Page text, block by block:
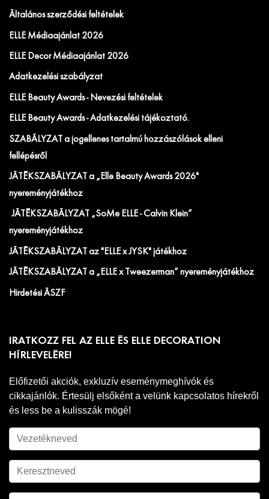
Általános szerződési feltételek
ELLE Médiaajánlat 2026
ELLE Decor Médiaajánlat 2026
Adatkezelési szabályzat
ELLE Beauty Awards - Nevezési feltételek
ELLE Beauty Awards - Adatkezelési tájékoztató.
SZABÁLYZAT a jogellenes tartalmú hozzászólások elleni
fellépésről
JÁTÉKSZABÁLYZAT a „Elle Beauty Awards 2026"
nyereményjátékhoz
JÁTÉKSZABÁLYZAT „SoMe ELLE - Calvin Klein”
nyereményjátékhoz
JÁTÉKSZABÁLYZAT az "ELLE x JYSK" játékhoz
JÁTÉKSZABÁLYZAT a „ELLE x Tweezerman” nyereményjátékhoz
Hirdetési ÁSZF
IRATKOZZ FEL AZ ELLE ÉS ELLE DECORATION
HÍRLEVELÉRE!
Előfizetői akciók, exkluzív eseménymeghívók és
cikkajánlók. Értesülj elsőként a velünk kapcsolatos hírekről
és less be a kulisszák mögé!